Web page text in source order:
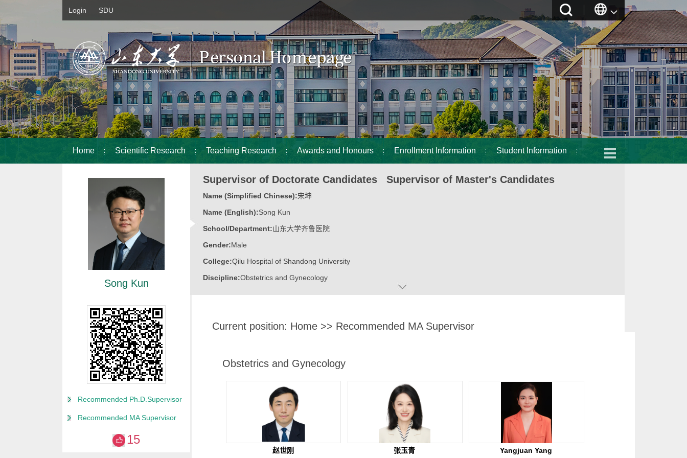
Login SDU
Home Scientific Research Teaching Research Awards and Honours Enrollment Information Student Information
Song Kun
Supervisor of Doctorate Candidates Supervisor of Master's Candidates
Name (Simplified Chinese):宋坤
Name (English):Song Kun
School/Department:山东大学齐鲁医院
Gender:Male
College:Qilu Hospital of Shandong University
Discipline:Obstetrics and Gynecology
Honor
教育部科学技术进步一等奖
山东省泰山学者特聘专家
山东大学杰出中青年学者
山东大学第二届优秀研究生导学团队
山东大学优秀临床教师
齐鲁医学优秀教师
Current position: Home >> Recommended MA Supervisor
Obstetrics and Gynecology
赵世刚 张玉青 Yangjuan Yang
Recommended Ph.D.Supervisor
Recommended MA Supervisor
15